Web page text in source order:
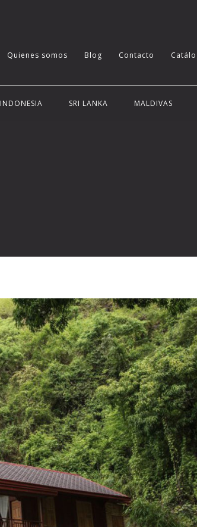
Quienes somos Blog Contacto
INDONESIA SRI LANKA MALDIVAS